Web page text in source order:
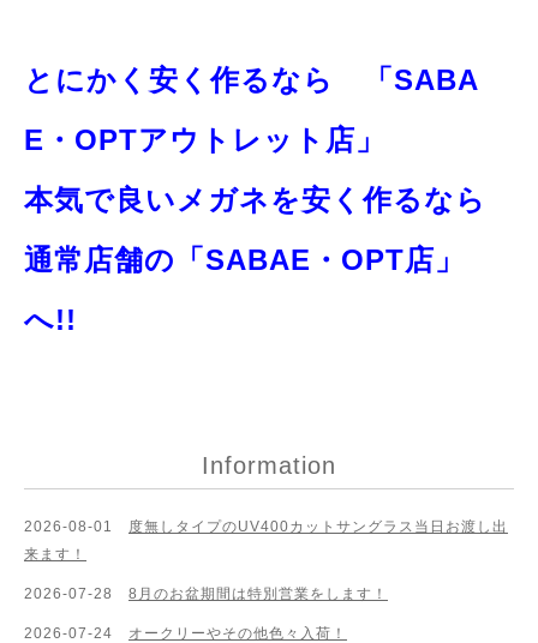
とにかく安く作るなら 「SABA
E・OPTアウトレット店」
本気で良いメガネを安く作るなら
通常店舗の「SABAE・OPT店」
へ!!
Information
2026-08-01
度無しタイプのUV400カットサングラス当日お渡し出
来ます！
2026-07-28 8月のお盆期間は特別営業をします！
2026-07-24 オークリーやその他色々入荷！